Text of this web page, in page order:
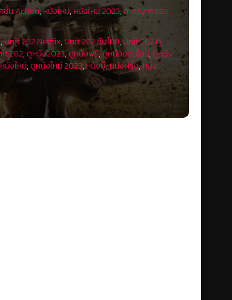
ชั่น Action,หนังใหม่, หนังใหม่ 2023,อาชญากรรม
,Unit 262 Netflix,Unit 262 ซับไทย,Unit 262 ดู,
262,ดูหนัง2023,ดูหนังฟรี,ดูหนังออนไลน์,ดูหนัง
นังใหม่,ดูหนังใหม่ 2023,หนังบู๊,หนังฝรั่ง,หนัง